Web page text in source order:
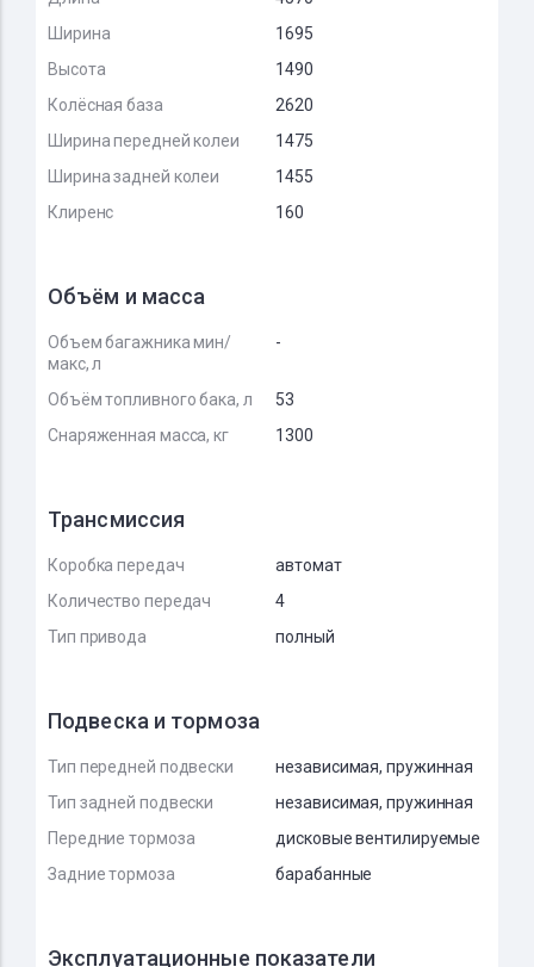
Ширина
1695
Высота
1490
Колёсная база
2620
Ширина передней колеи
1475
Ширина задней колеи
1455
Клиренс
160
Объём и масса
Объем багажника мин/
макс, л
-
Объём топливного бака, л
53
Снаряженная масса, кг
1300
Трансмиссия
Коробка передач
автомат
Количество передач
4
Тип привода
полный
Подвеска и тормоза
Тип передней подвески
независимая, пружинная
Тип задней подвески
независимая, пружинная
Передние тормоза
дисковые вентилируемые
Задние тормоза
барабанные
Эксплуатационные показатели